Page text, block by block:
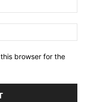
browser for the